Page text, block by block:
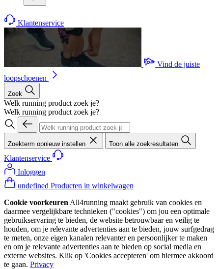
Klantenservice
Vind de juiste
loopschoenen
Zoek
Welk running product zoek je?
Welk running product zoek je?
Zoekterm opnieuw instellen Toon alle zoekresultaten
Klantenservice
Inloggen
undefined Producten in winkelwagen
Cookie voorkeuren All4running maakt gebruik van cookies en
daarmee vergelijkbare technieken ("cookies") om jou een optimale
gebruikservaring te bieden, de website betrouwbaar en veilig te
houden, om je relevante advertenties aan te bieden, jouw surfgedrag
te meten, onze eigen kanalen relevanter en persoonlijker te maken
en om je relevante advertenties aan te bieden op social media en
externe websites. Klik op 'Cookies accepteren' om hiermee akkoord
te gaan. Privacy